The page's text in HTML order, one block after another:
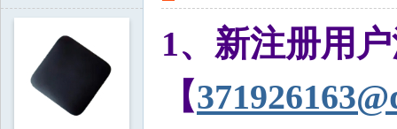
1、新注册用
【